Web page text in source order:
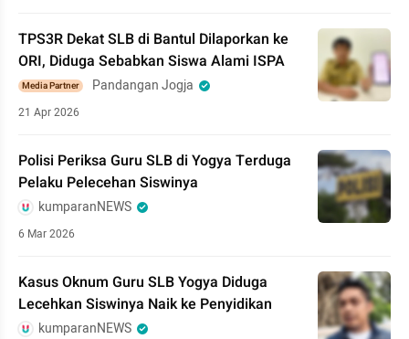
TPS3R Dekat SLB di Bantul Dilaporkan ke
ORI, Diduga Sebabkan Siswa Alami ISPA
Media Partner Pandangan Jogja
21 Apr 2026
Polisi Periksa Guru SLB di Yogya Terduga
Pelaku Pelecehan Siswinya
kumparanNEWS
6 Mar 2026
Kasus Oknum Guru SLB Yogya Diduga
Lecehkan Siswinya Naik ke Penyidikan
kumparanNEWS